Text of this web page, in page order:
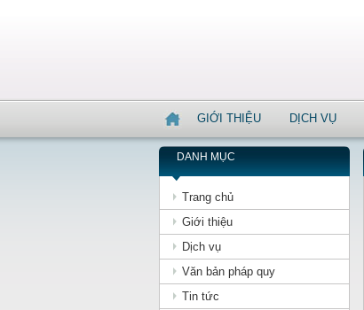
GIỚI THIỆU DỊCH VỤ
DANH MỤC
Trang chủ
Giới thiệu
Dịch vụ
Văn bản pháp quy
Tin tức